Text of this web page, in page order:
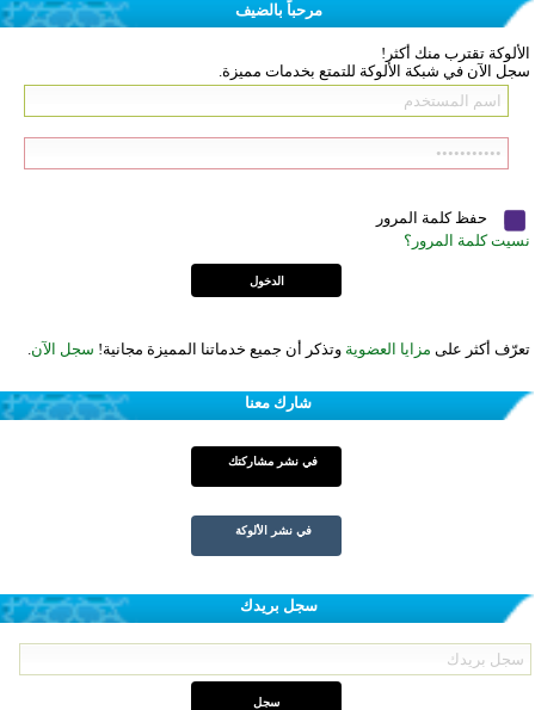
مرحباً بالضيف
الألوكة تقترب منك أكثر!
سجل الآن في شبكة الألوكة للتمتع بخدمات مميزة.
حفظ كلمة المرور
نسيت كلمة المرور؟
تعرّف أكثر على مزايا العضوية وتذكر أن جميع خدماتنا المميزة مجانية! سجل الآن.
شارك معنا
في نشر مشاركتك
في نشر الألوكة
سجل بريدك